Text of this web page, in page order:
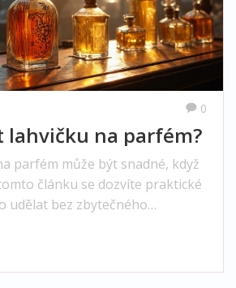
0
lahvičku na parfém?
parfém může být snadné, když
článku se dozvíte praktické
udělat bez zbytečného
podíváme na to, proč je
lahvičku a jak ji vybrat.